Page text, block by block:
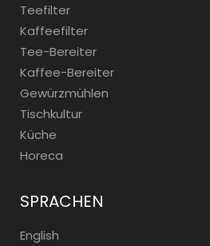
Teefilter
Kaffeefilter
Tee-Bereiter
Kaffee-Bereiter
Gewürzmühlen
Tischkultur
Küche
Horeca
SPRACHEN
English